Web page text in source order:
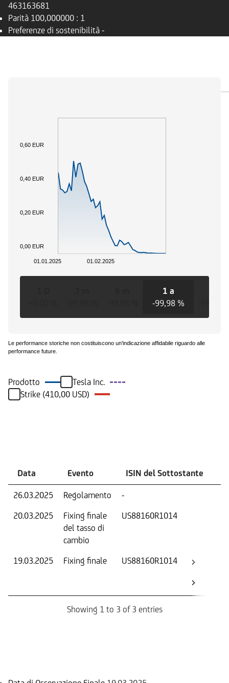
463163681
Parità 100,000000 : 1
Preferenze di sostenibilità -
01.02.2025
01.01.2025
0,00 EUR
0,20 EUR
0,40 EUR
0,60 EUR
1 a
-99,98 %
Le performance storiche non costituiscono un'indicazione affidabile riguardo alle
performance future.
Prodotto
Tesla Inc.
Strike (410,00 USD)
Data Evento ISIN del Sottostante
26.03.2025 Regolamento -
20.03.2025
Fixing finale
del tasso di
cambio
US88160R1014
19.03.2025 Fixing finale US88160R1014
Showing 1 to 3 of 3 entries